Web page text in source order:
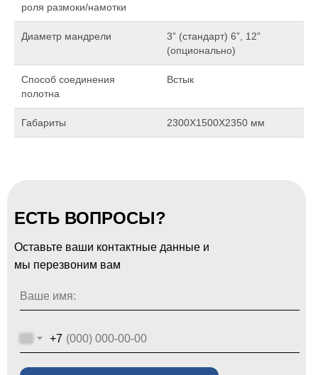
роля размоки/намотки
Диаметр мандрели
3” (стандарт) 6”, 12”
(опционально)
Способ соединения
полотна
Встык
Габариты 2300Х1500Х2350 мм
Ваше имя:
+7
ЕСТЬ ВОПРОСЫ?
Оставьте ваши контактные данные и
мы перезвоним вам